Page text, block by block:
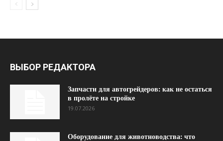
ВЫБОР РЕДАКТОРА
Запчасти для автогрейдеров: как не остаться
в пролёте на стройке
19.07.2026
Оборудование для животноводства: что